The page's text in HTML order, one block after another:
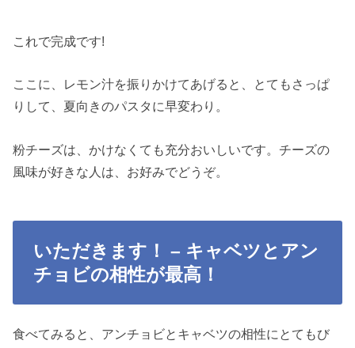
これで完成です!
ここに、レモン汁を振りかけてあげると、とてもさっぱ
りして、夏向きのパスタに早変わり。
粉チーズは、かけなくても充分おいしいです。チーズの
風味が好きな人は、お好みでどうぞ。
いただきます！ – キャベツとアン
チョビの相性が最高！
食べてみると、アンチョビとキャベツの相性にとてもび